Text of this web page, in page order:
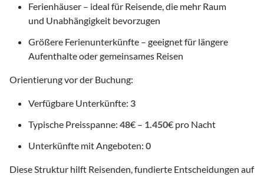
Ferienhäuser – ideal für Reisende, die mehr Raum
und Unabhängigkeit bevorzugen
Größere Ferienunterkünfte – geeignet für längere
Aufenthalte oder gemeinsames Reisen
Orientierung vor der Buchung:
Verfügbare Unterkünfte: 3
Typische Preisspanne: 48€ – 1.450€ pro Nacht
Unterkünfte mit Angeboten: 0
Diese Struktur hilft Reisenden, fundierte Entscheidungen auf